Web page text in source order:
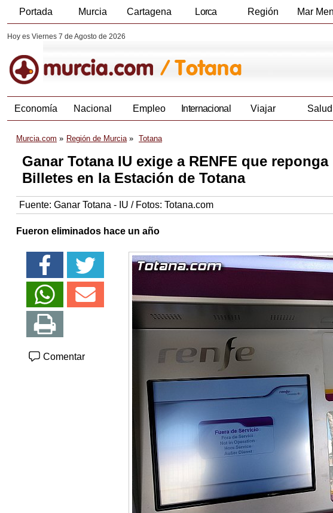
Portada Murcia Cartagena Lorca Región Mar
Hoy es Viernes 7 de Agosto de 2026
Economía Nacional Empleo Internacional Viajar Salud
Murcia.com Región de Murcia Totana
Ganar Totana IU exige a RENFE que
Billetes en la Estación de Totana
Fuente: Ganar Totana - IU / Fotos: Totana.com
Fueron eliminados hace un año
Comentar